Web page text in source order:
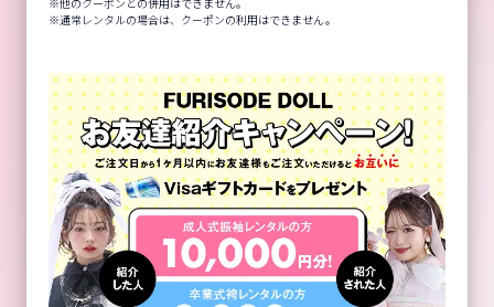
他のクーポンとの併用はできません。
通常レンタルの場合は、クーポンの利用はできません。